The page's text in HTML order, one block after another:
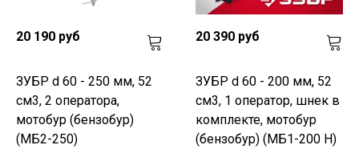
20 190 руб
ЗУБР d 60 - 250 мм, 52
см3, 2 оператора,
мотобур (бензобур)
(МБ2-250)
20 390 руб
ЗУБР d 60 - 200 мм, 52
см3, 1 оператор, шнек в
комплекте, мотобур
(бензобур) (МБ1-200 Н)